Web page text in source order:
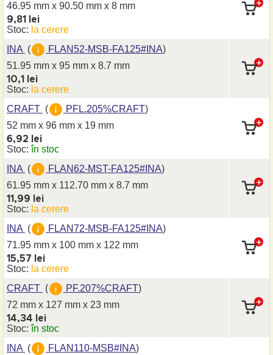
46.95 mm x 90.50 mm x 8 mm
9,81 lei
Stoc: la cerere
INA ( FLAN52-MSB-FA125#INA)
51.95 mm x 95 mm x 8.7 mm
10,1 lei
Stoc: la cerere
CRAFT ( PFL.205%CRAFT)
52 mm x 96 mm x 19 mm
6,92 lei
Stoc:în stoc
INA ( FLAN62-MST-FA125#INA)
61.95 mm x 112.70 mm x 8.7 mm
11,99 lei
Stoc: la cerere
INA ( FLAN72-MSB-FA125#INA)
71.95 mm x 100 mm x 122 mm
15,57 lei
Stoc: la cerere
CRAFT ( PF.207%CRAFT)
72 mm x 127 mm x 23 mm
14,34 lei
Stoc:în stoc
INA ( FLAN110-MSB#INA)